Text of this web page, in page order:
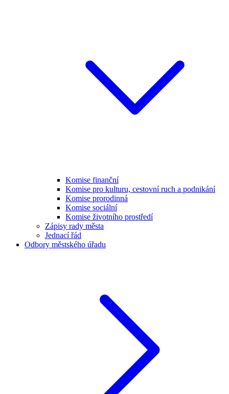
Komise finanční
Komise pro kulturu, cestovní ruch a podnikání
Komise prorodinná
Komise sociální
Komise životního prostředí
Zápisy rady města
Jednací řád
Odbory městského úřadu